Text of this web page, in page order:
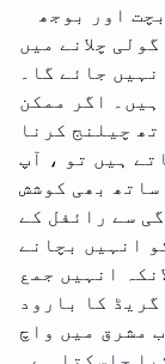
اور بوجھ
چلانے میں
جائے گا۔
اگر ممکن
چیلنج کرنا
ہیں تو ، آپ
بھی کوشش
سے رائفل کے
انہیں بچانے
انہیں جمع
کا بارود
مشرق میں واچ